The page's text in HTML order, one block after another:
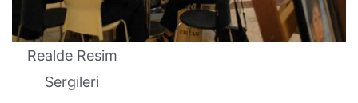
Realde Resim
Sergileri